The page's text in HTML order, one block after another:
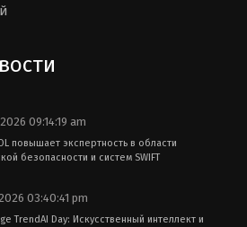
09:14:19 am
повышает экспертность в области
безопасности и систем SWIFT
03:40:41 pm
TrendAI Day: Искусственный интеллект и